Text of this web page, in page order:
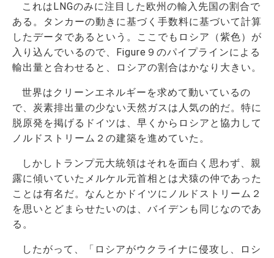
これはLNGのみに注目した欧州の輸入先国の割合で
ある。タンカーの動きに基づく手数料に基づいて計算
したデータであるという。ここでもロシア（紫色）が
入り込んでいるので、Figure９のパイプラインによる
輸出量と合わせると、ロシアの割合はかなり大きい。
世界はクリーンエネルギーを求めて動いているの
で、炭素排出量の少ない天然ガスは人気の的だ。特に
脱原発を掲げるドイツは、早くからロシアと協力して
ノルドストリーム２の建築を進めていた。
しかしトランプ元大統領はそれを面白く思わず、親
露に傾いていたメルケル元首相とは犬猿の仲であった
ことは有名だ。なんとかドイツにノルドストリーム２
を思いとどまらせたいのは、バイデンも同じなのであ
る。
したがって、「ロシアがウクライナに侵攻し、ロシ